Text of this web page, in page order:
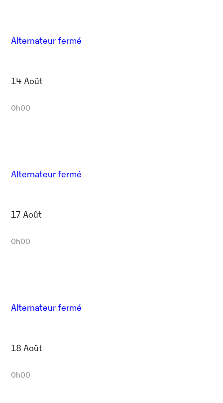
Alternateur fermé
14 Août
0h00
Alternateur fermé
17 Août
0h00
Alternateur fermé
18 Août
0h00